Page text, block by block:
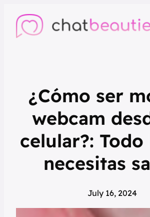
¿Cómo ser
webcam
celular?:
necesitas
July 16, 2024